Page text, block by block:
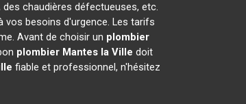
chaudières défectueuses, etc.
vos besoins d'urgence. Les tarifs
Avant de choisir un plombier
plombier Mantes la Ville doit
fiable et professionnel, n'hésitez